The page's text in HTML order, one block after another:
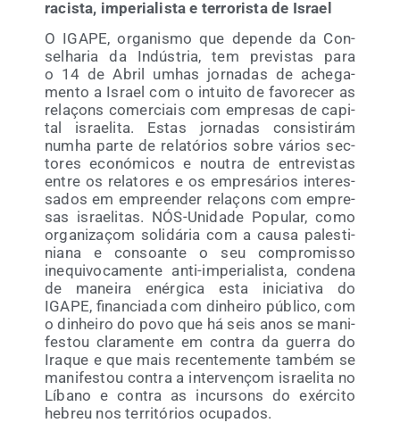
racis­ta, impe­ria­lis­ta e terro­ris­ta de Israel
O IGAPE, orga­nis­mo que depen­de da Con­
selha­ria da Indús­tria, tem pre­vis­tas para
o 14 de Abril umhas jor­na­das de ache­ga­
men­to a Israel com o intui­to de favo­re­cer as
relaçons comer­ciais com empre­sas de capi­
tal israe­li­ta. Estas jor­na­das con­sis­ti­rám
numha par­te de rela­tó­rios sobre vários sec­
to­res eco­nó­mi­cos e nou­tra de entre­vis­tas
entre os rela­to­res e os empre­sá­rios inter­es­
sa­dos em empreen­der relaçons com empre­
sas israe­li­tas. NÓS-Uni­da­de Popu­lar, como
orga­ni­zaçom soli­dá­ria com a cau­sa pales­ti­
nia­na e con­soan­te o seu com­pro­mis­so
inequi­vo­ca­men­te anti-impe­ria­lis­ta, con­de­na
de manei­ra enér­gi­ca esta ini­cia­ti­va do
IGAPE, finan­cia­da com dinhei­ro públi­co, com
o dinhei­ro do povo que há seis anos se mani­
fes­tou cla­ra­men­te em con­tra da gue­rra do
Ira­que e que mais recen­te­men­te tam­bém se
mani­fes­tou con­tra a inter­ve­nçom israe­li­ta no
Líbano e con­tra as incur­sons do exér­ci­to
hebreu nos terri­tó­rios ocupados.